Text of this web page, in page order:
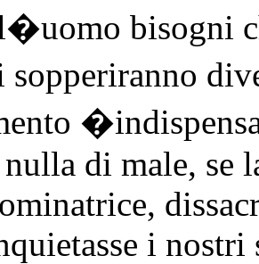
bisogni
sopperiranno
nulla di male, se
i